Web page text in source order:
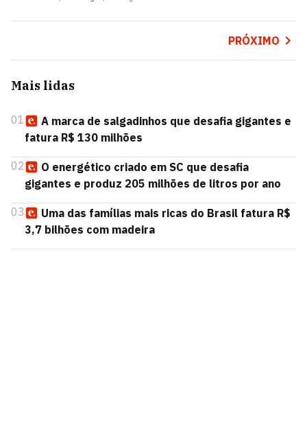
PRÓXIMO
Mais lidas
01
A marca de salgadinhos que desafia gigantes e
fatura R$ 130 milhões
02
O energético criado em SC que desafia
gigantes e produz 205 milhões de litros por ano
03
Uma das famílias mais ricas do Brasil fatura R$
3,7 bilhões com madeira